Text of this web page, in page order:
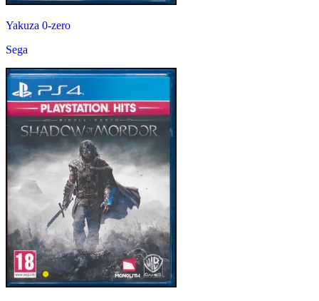
Yakuza 0-zero
Sega